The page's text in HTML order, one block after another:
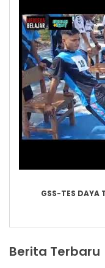
Berita Terbaru
GSS-TES DAYA